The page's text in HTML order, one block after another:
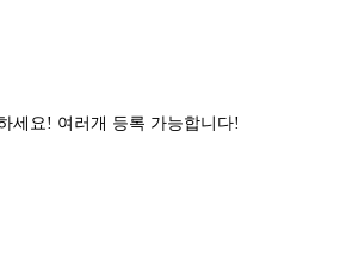
세요! 여러개 등록 가능합니다!